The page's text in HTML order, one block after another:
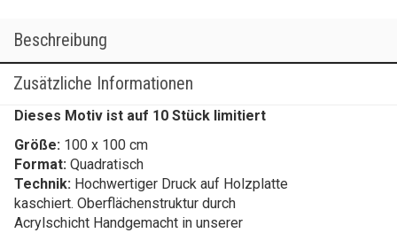
Beschreibung
Zusätzliche Informationen
Dieses Motiv ist auf 10 Stück limitiert
Größe: 100 x 100 cm
Format: Quadratisch
Technik: Hochwertiger Druck auf Holzplatte
kaschiert. Oberflächenstruktur durch
Acrylschicht Handgemacht in unserer